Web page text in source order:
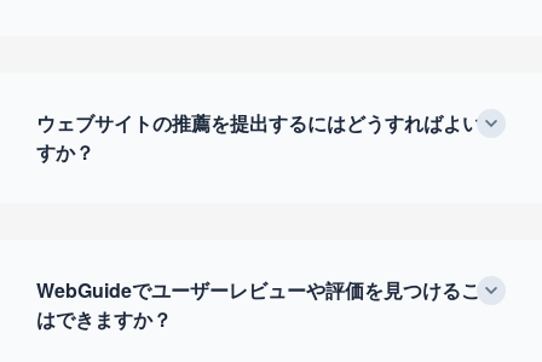
ウェブサイトの推薦を提出するにはどうすればよいで
すか？
WebGuideでユーザーレビューや評価を見つけること
はできますか？